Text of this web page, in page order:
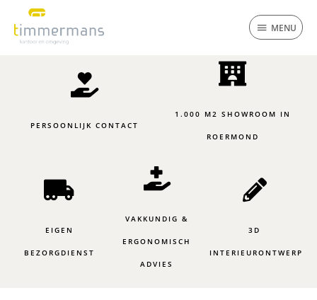
inhoud
MENU
PERSOONLIJK CONTACT
1.000 M2 SHOWROOM IN
ROERMOND
EIGEN
BEZORGDIENST
VAKKUNDIG &
ERGONOMISCH
ADVIES
3D
INTERIEURONTWERP